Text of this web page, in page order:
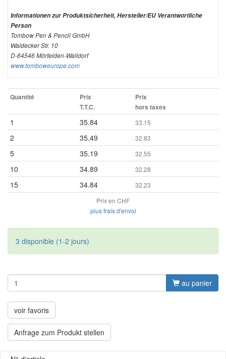
Informationen zur Produktsicherheit, Hersteller/EU Verantwortliche
Person
Tombow Pen & Pencil GmbH
Waldecker Str. 10
D-64546 Mörfelden-Walldorf
www.tomboweurope.com
Quantité
Prix
T.T.C.
Prix
hors taxes
1 35.84 33.15
2 35.49 32.83
5 35.19 32.55
10 34.89 32.28
15 34.84
32.23
Prix en CHF
plus frais d'envoi
3 disponible (1-2 jours)
au panier
voir favoris
Anfrage zum Produkt stellen